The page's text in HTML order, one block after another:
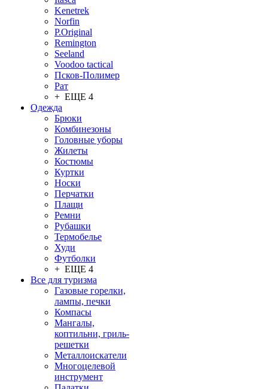
Kenetrek
Norfin
P.Original
Remington
Seeland
Voodoo tactical
Псков-Полимер
Рат
+ ЕЩЕ 4
Одежда
Брюки
Комбинезоны
Головные уборы
Жилеты
Костюмы
Куртки
Носки
Перчатки
Плащи
Ремни
Рубашки
Термобелье
Худи
Футболки
+ ЕЩЕ 4
Все для туризма
Газовые горелки,
лампы, печки
Компасы
Мангалы,
коптильни, гриль-
решетки
Металлоискатели
Многоцелевой
инструмент